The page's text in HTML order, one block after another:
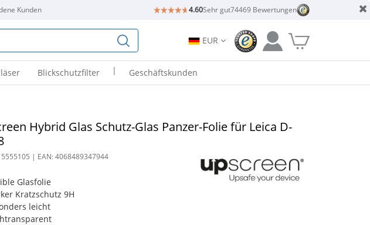
Kunden 4.60Sehr gut74469 Bewertungen
EUR
Blickschutzfilter | Geschäftskunden
Hybrid Glas Schutz-Glas Panzer-Folie für Leica D-
5555105 | EAN:4068489347944
Glasfolie
Kratzschutz 9H
leicht